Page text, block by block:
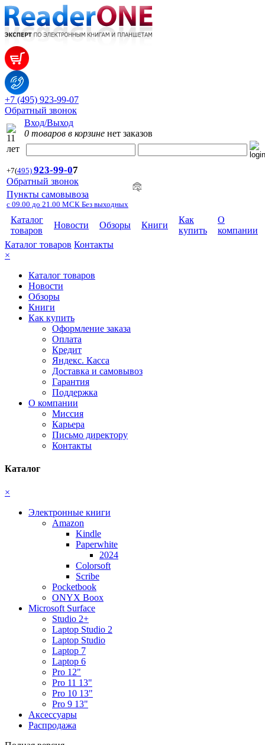
+7 (495) 923-99-07
Обратный звонок
Вход/Выход
0 товаров в корзине нет заказов
+7(495) 923-99-07
Обратный звонок
Пункты самовывоза
с 09.00 до 21.00 МСК Без выходных
Каталог
товаров
Новости Обзоры Книги
Как
купить
О
компании
Каталог товаров Контакты
×
Каталог товаров
Новости
Обзоры
Книги
Как купить
Оформление заказа
Оплата
Кредит
Яндекс. Касса
Доставка и самовывоз
Гарантия
Поддержка
О компании
Миссия
Карьера
Письмо директору
Контакты
Каталог
×
Электронные книги
Amazon
Kindle
Paperwhite
2024
Colorsoft
Scribe
Pocketbook
ONYX Boox
Microsoft Surface
Studio 2+
Laptop Studio 2
Laptop Studio
Laptop 7
Laptop 6
Pro 12"
Pro 11 13"
Pro 10 13"
Pro 9 13"
Аксессуары
Распродажа